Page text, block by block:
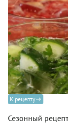
К рецепту
Сезонный